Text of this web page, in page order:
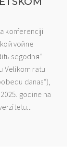
konferenciji
voйne
segodnя“
Velikom ratu
danas“),
godine na